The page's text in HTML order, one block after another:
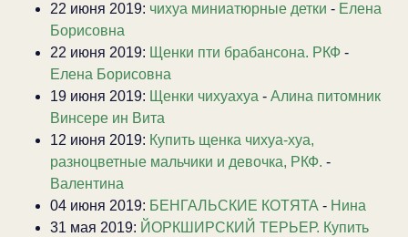
22 июня 2019: чихуа миниатюрные детки - Елена
Борисовна
22 июня 2019: Щенки пти брабансона. РКФ -
Елена Борисовна
19 июня 2019: Щенки чихуахуа - Алина питомник
Винсере ин Вита
12 июня 2019: Купить щенка чихуа-хуа,
разноцветные мальчики и девочка, РКФ. -
Валентина
04 июня 2019: БЕНГАЛЬСКИЕ КОТЯТА - Нина
31 мая 2019: ЙОРКШИРСКИЙ ТЕРЬЕР. Купить